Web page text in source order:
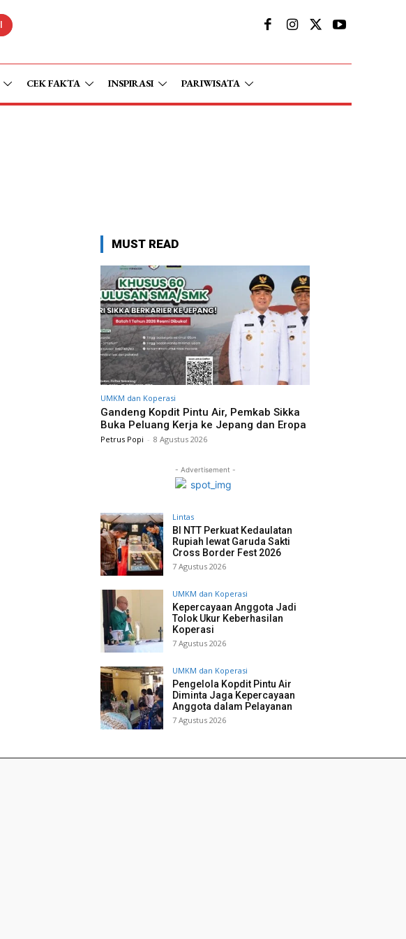
CEK FAKTA INSPIRASI PARIWISATA
MUST READ
UMKM dan Koperasi
Gandeng Kopdit Pintu Air, Pemkab Sikka
Buka Peluang Kerja ke Jepang dan Eropa
Petrus Popi - 8 Agustus 2026
- Advertisement -
Lintas
BI NTT Perkuat Kedaulatan
Rupiah lewat Garuda Sakti
Cross Border Fest 2026
7 Agustus 2026
UMKM dan Koperasi
Kepercayaan Anggota Jadi
Tolok Ukur Keberhasilan
Koperasi
7 Agustus 2026
UMKM dan Koperasi
Pengelola Kopdit Pintu Air
Diminta Jaga Kepercayaan
Anggota dalam Pelayanan
7 Agustus 2026